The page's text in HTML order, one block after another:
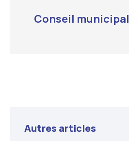
Conseil municipal
Autres articles